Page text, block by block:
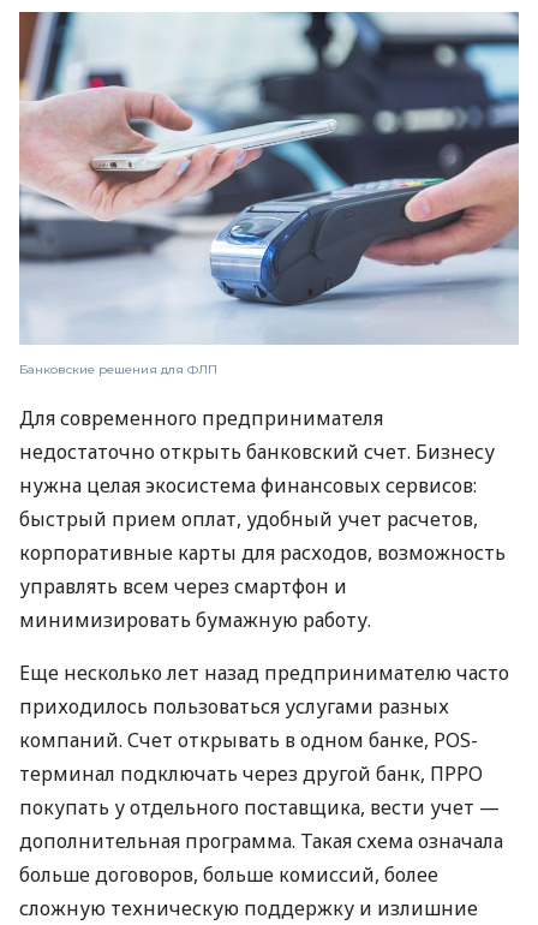
Банковские решения для ФЛП
Для современного предпринимателя
недостаточно открыть банковский счет. Бизнесу
нужна целая экосистема финансовых сервисов:
быстрый прием оплат, удобный учет расчетов,
корпоративные карты для расходов, возможность
управлять всем через смартфон и
минимизировать бумажную работу.
Еще несколько лет назад предпринимателю часто
приходилось пользоваться услугами разных
компаний. Счет открывать в одном банке, POS-
терминал подключать через другой банк, ПРРО
покупать у отдельного поставщика, вести учет —
дополнительная программа. Такая схема означала
больше договоров, больше комиссий, более
сложную техническую поддержку и излишние